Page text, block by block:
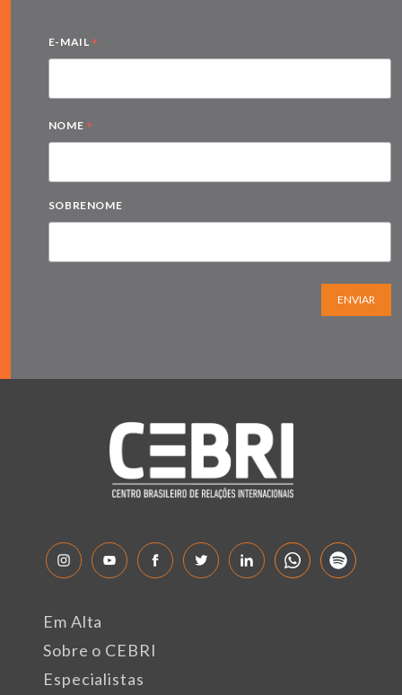
E-MAIL *
NOME *
SOBRENOME
ENVIAR
Em Alta
Sobre o CEBRI
Especialistas